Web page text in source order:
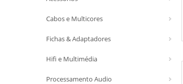
Cabos e Multicores
Fichas & Adaptadores
Hifi e Multimédia
Processamento Audio